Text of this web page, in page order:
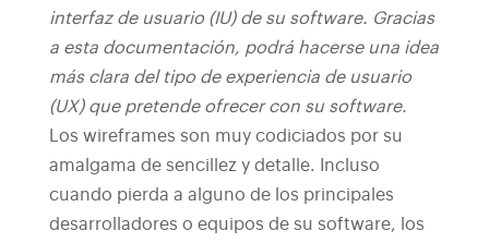
interfaz de usuario (IU) de su software. Gracias
a esta documentación, podrá hacerse una idea
más clara del tipo de experiencia de usuario
(UX) que pretende ofrecer con su software.
Los wireframes son muy codiciados por su
amalgama de sencillez y detalle. Incluso
cuando pierda a alguno de los principales
desarrolladores o equipos de su software, los